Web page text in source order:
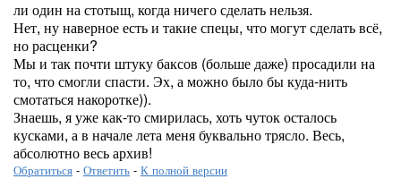
ли один на стотыщ, когда ничего сделать нельзя.
Нет, ну наверное есть и такие спецы, что могут сделать всё,
но расценки?
Мы и так почти штуку баксов (больше даже) просадили на
то, что смогли спасти. Эх, а можно было бы куда-нить
смотаться накоротке)).
Знаешь, я уже как-то смирилась, хоть чуток осталось
кусками, а в начале лета меня буквально трясло. Весь,
абсолютно весь архив!
Обратиться - Ответить - К полной версии